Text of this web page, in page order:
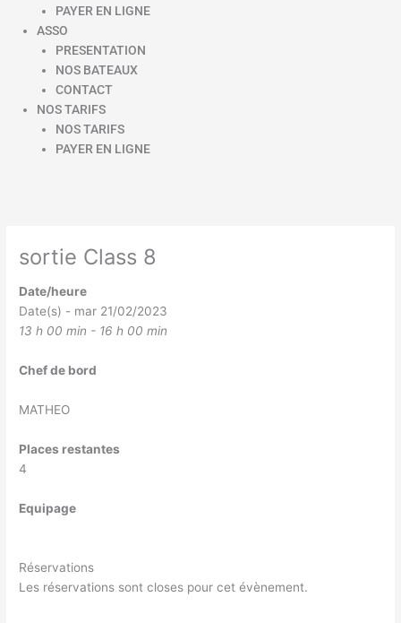
PAYER EN LIGNE
ASSO
PRESENTATION
NOS BATEAUX
CONTACT
NOS TARIFS
NOS TARIFS
PAYER EN LIGNE
sortie Class 8
Date/heure
Date(s) - mar 21/02/2023
13 h 00 min - 16 h 00 min
Chef de bord
MATHEO
Places restantes
4
Equipage
Réservations
Les réservations sont closes pour cet évènement.